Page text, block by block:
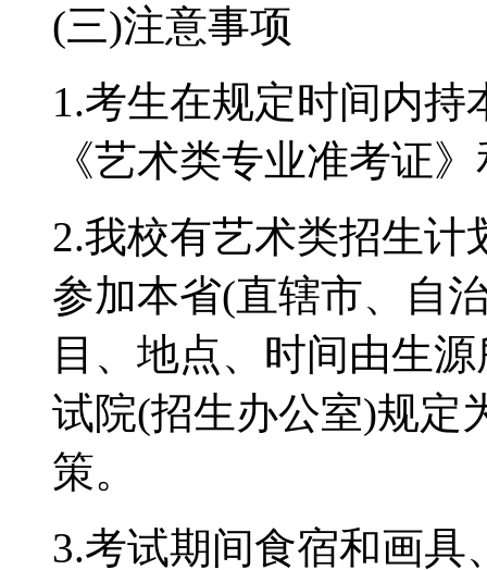
(三)注意事项
1.考生在规定时间内
《艺术类专业准考证
2.我校有艺术类招生
参加本省(直辖市、自
目、地点、时间由生
试院(招生办公室)规定
策。
3.考试期间食宿和画